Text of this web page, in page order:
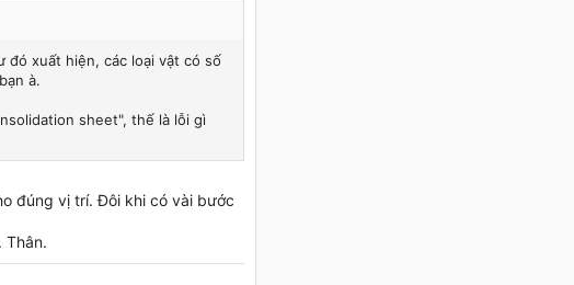
đó xuất hiện, các loại vật có số
à.
sheet", thế là lỗi gì
đúng vị trí. Đôi khi có vài bước
Thân.